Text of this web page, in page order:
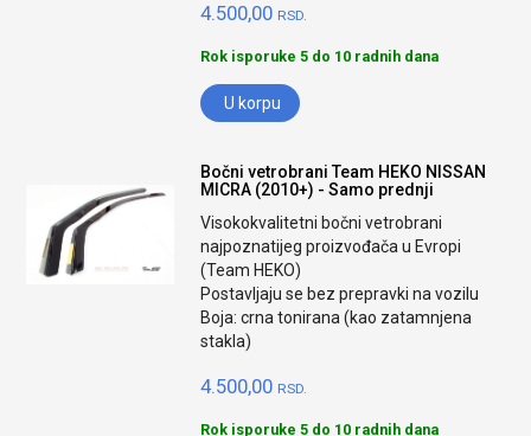
4.500,00 RSD.
Rok isporuke 5 do 10 radnih dana
U korpu
Bočni vetrobrani Team HEKO NISSAN
MICRA (2010+) - Samo prednji
Visokokvalitetni bočni vetrobrani
najpoznatijeg proizvođača u Evropi
(Team HEKO)
Postavljaju se bez prepravki na vozilu
Boja: crna tonirana (kao zatamnjena
stakla)
4.500,00 RSD.
Rok isporuke 5 do 10 radnih dana